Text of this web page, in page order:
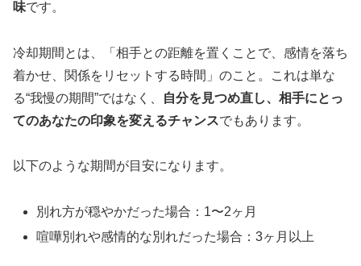
味です。
冷却期間とは、「相手との距離を置くことで、感情を落ち
着かせ、関係をリセットする時間」のこと。これは単な
る“我慢の期間”ではなく、
自分を見つめ直し、相手にとっ
てのあなたの印象を変えるチャンスでもあります。
以下のような期間が目安になります。
別れ方が穏やかだった場合：1〜2ヶ月
喧嘩別れや感情的な別れだった場合：3ヶ月以上